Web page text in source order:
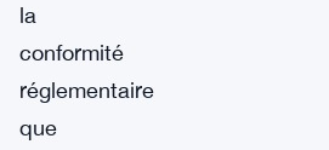
la
conformité
réglementaire
que